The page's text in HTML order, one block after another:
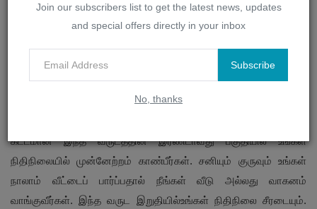
Join our subscribers list to get the latest news, updates
and special offers directly in your inbox
Subscribe
No, thanks
காரணமாக நிதி நிலையில் ஏற்ற இறக்க நிலை இருக்கக் காண்பீர்கள்.
ராகு சில பொருள் ஈட்டும் வாய்ப்புகளை உங்களுக்கு அளித்தாலும் சில
இழப்புகளையும் அளிப்பார். ஆபத்து ஏற்படுத்தும் முதலீடுகளை
கட்டமான இந்த வருடத்தின் இரண்டாவது பகுதியில் உங்கள்
நிதிநிலையில் முன்னேற்றம் காண்பீர்கள். சனியும் குருவும் உங்கள்
நாலாம் வீட்டைப் பார்ப்பதால் நீங்கள் வீடு அல்லது வாகனம்
வாங்குவீர்கள். இந்த வருட இறுதியில்உங்கள் நிதிநிலை சீரடையும்.